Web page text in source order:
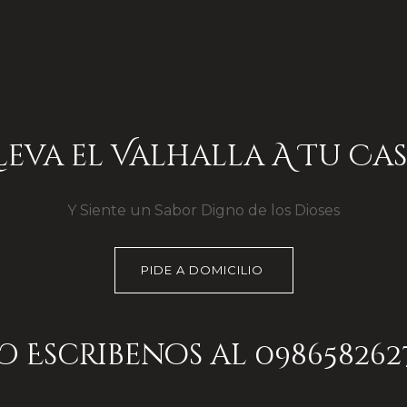
el Valhalla A Tu
Y Siente un Sabor Digno de los Dioses
PIDE A DOMICILIO
Escribenos al